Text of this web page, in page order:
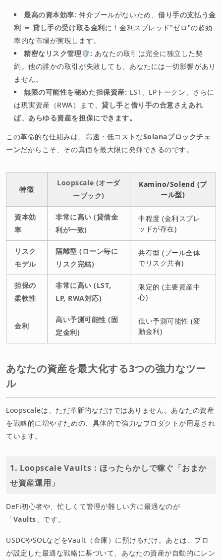
最高の資本効率: 仲介プールがないため、借り手の支払う金
利 ＝ 貸し手の受け取る金利に！金利スプレッド"ゼロ"の超効
率的な市場が実現します。
精密なリスク管理🛡: あなたの取引は完全に独立した契
約。他の誰かの取引が失敗しても、あなたには一切影響があり
ません。
無限の可能性を秘めた担保資産: LST、LPトークン、さらに
は現実資産（RWA）まで、貸し手と借り手の合意さえあれ
ば、あらゆる資産を担保にできます。
この革命的な仕組みは、高速・低コストなSolanaブロックチェ
ーンだからこそ、その真価を最大限に発揮できるのです。
特徴
Loopscale (オーダ
ーブック)
Kamino/Solend (プ
ール型)
資本効
率
非常に高い (貸借金
利が一致)
中程度 (金利スプレ
ッドが存在)
リスク
モデル
隔離型 (ローン毎に
リスク完結)
共有型 (プール全体
でリスク共有)
担保の
柔軟性
非常に高い (LST,
LP, RWA対応)
限定的 (主要資産中
心)
金利
高い予測可能性 (固
定金利)
低い予測可能性 (変
動金利)
あなたの資産を最大化する3つの強力なツー
ル
Loopscaleは、ただ革新的なだけではありません。あなたの資産
を戦略的に増やすための、具体的で強力なプロダクトが用意され
ています。
1. Loopscale Vaults：ほったらかしで稼ぐ「おまか
せ資産運用」
DeFi初心者や、忙しくて管理が難しい方に最適なのが
「Vaults 」です。
USDCやSOLなどをVault（金庫）に預けるだけ。あとは、プロ
が設定した最適な戦略に基づいて、あなたの資産が自動的にレン